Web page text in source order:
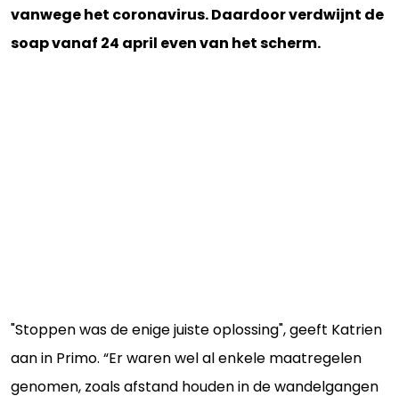
vanwege het coronavirus. Daardoor verdwijnt de
soap vanaf 24 april even van het scherm.
"Stoppen was de enige juiste oplossing", geeft Katrien
aan in Primo. “Er waren wel al enkele maatregelen
genomen, zoals afstand houden in de wandelgangen